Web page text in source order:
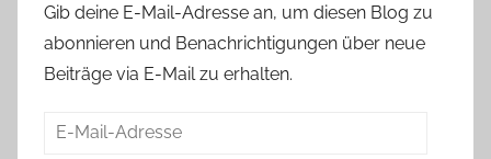
Gib deine E-Mail-Adresse an, um diesen Blog zu
abonnieren und Benachrichtigungen über neue
Beiträge via E-Mail zu erhalten.
E-